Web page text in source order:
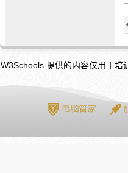
W3Schools 提供的内容仅用于培